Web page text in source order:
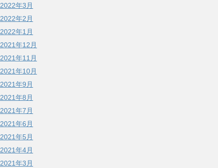
2022年3月
2022年2月
2022年1月
2021年12月
2021年11月
2021年10月
2021年9月
2021年8月
2021年7月
2021年6月
2021年5月
2021年4月
2021年3月